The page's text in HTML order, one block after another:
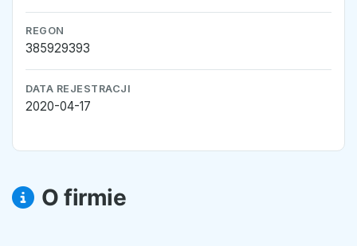
REGON
385929393
DATA REJESTRACJI
2020-04-17
O firmie